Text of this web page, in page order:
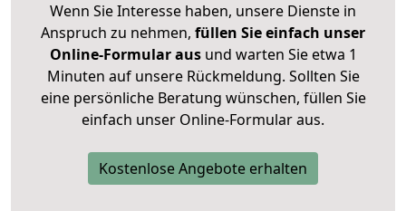
Wenn Sie Interesse haben, unsere Dienste in
Anspruch zu nehmen, füllen Sie einfach unser
Online-Formular ausund warten Sie etwa 1
Minuten auf unsere Rückmeldung. Sollten Sie
eine persönliche Beratung wünschen, füllen Sie
einfach unser Online-Formular aus.
Kostenlose Angebote erhalten